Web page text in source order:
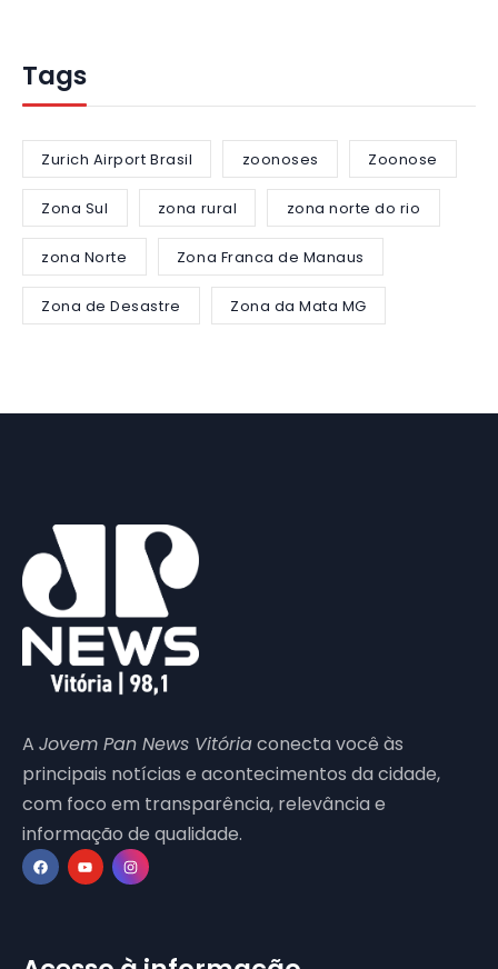
Tags
Zurich Airport Brasil zoonoses Zoonose
Zona Sul zona rural zona norte do rio
zona Norte Zona Franca de Manaus
Zona de Desastre Zona da Mata MG
A Jovem Pan News Vitóriaconecta você às
principais notícias e acontecimentos da cidade,
com foco em transparência, relevância e
informação de qualidade.